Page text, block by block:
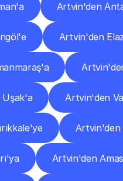
Artvin'den
Artvin'den
Artvin'den
Artvin'den
Artvin'den